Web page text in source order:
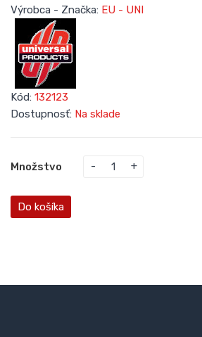
Výrobca - Značka: EU - UNI
Kód: 132123
Dostupnosť: Na sklade
Množstvo
Do košíka